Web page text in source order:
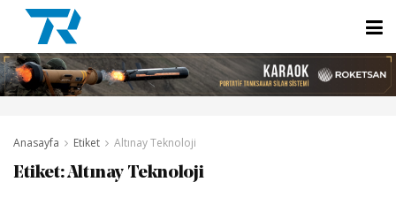
Anasayfa Etiket Altınay Teknoloji
Etiket:Altınay Teknoloji